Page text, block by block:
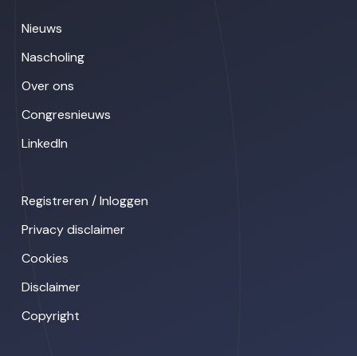
Nieuws
Nascholing
Over ons
Congresnieuws
LinkedIn
Registreren / Inloggen
Privacy disclaimer
Cookies
Disclaimer
Copyright